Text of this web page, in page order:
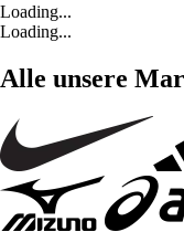
Loading...
Loading...
Alle unsere